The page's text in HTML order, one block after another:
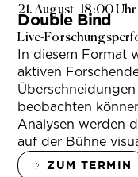
21. August–18:00 Uhr
Double Bind
Live-
In diesem Format
aktiven
beobachten
Analysen werden
auf der Bühne
ZUM TERMIN